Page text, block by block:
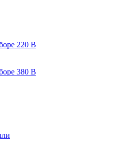
220 В
380 В